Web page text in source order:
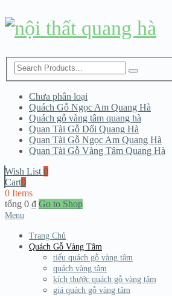
Chưa phân loại
Quách Gỗ Ngọc Am Quang Hà
Quách gỗ vàng tâm quang hà
Quan Tài Gỗ Dổi Quang Hà
Quan Tài Gỗ Ngọc Am Quang Hà
Quan Tài Gỗ Vàng Tâm Quang Hà
Wish List 0
Cart0
0 Items
tổng 0 ₫ Go to Shop
Menu
Trang Chủ
Quách Gỗ Vàng Tâm
tiểu quách gỗ vàng tâm
quách vàng tâm
kích thước quách gỗ vàng tâm
giá quách gỗ vàng tâm